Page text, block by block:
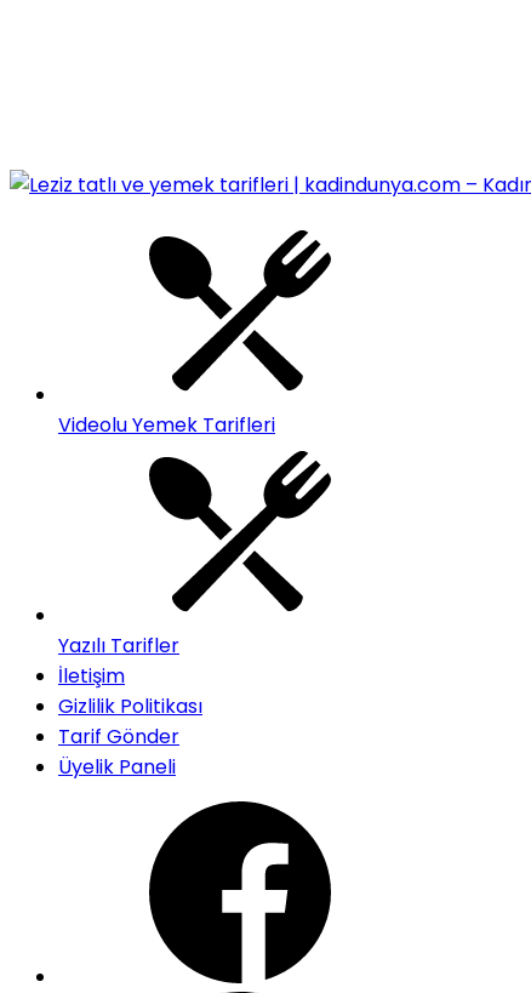
Videolu Yemek Tarifleri
Yazılı Tarifler
İletişim
Gizlilik Politikası
Tarif Gönder
Üyelik Paneli